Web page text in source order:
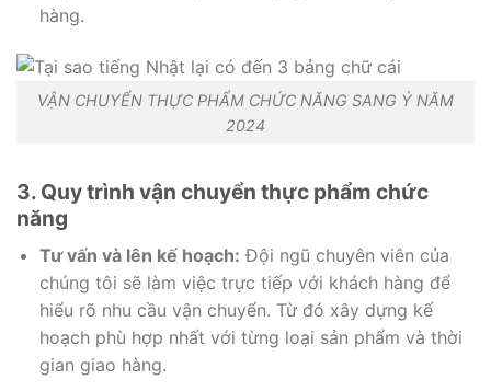
hàng.
VẬN CHUYỂN THỰC PHẨM CHỨC NĂNG SANG Ý NĂM
2024
3. Quy trình vận chuyển thực phẩm chức
năng
Tư vấn và lên kế hoạch: Đội ngũ chuyên viên của
chúng tôi sẽ làm việc trực tiếp với khách hàng để
hiểu rõ nhu cầu vận chuyển. Từ đó xây dựng kế
hoạch phù hợp nhất với từng loại sản phẩm và thời
gian giao hàng.